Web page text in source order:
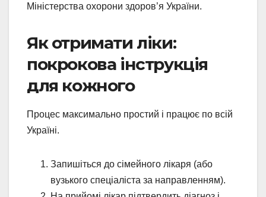
Міністерства охорони здоров’я України.
Як отримати ліки:
покрокова інструкція
для кожного
Процес максимально простий і працює по всій
Україні.
Запишіться до сімейного лікаря (або
вузького спеціаліста за направленням).